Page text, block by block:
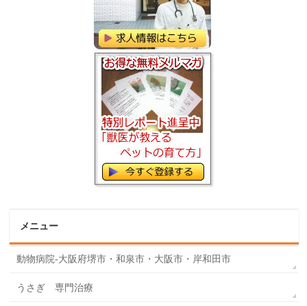
メニュー
動物病院-大阪府堺市・和泉市・大阪市・岸和田市
うさぎ 専門治療